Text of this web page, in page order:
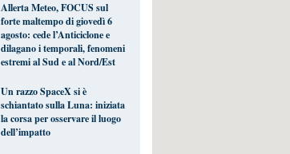
Allerta Meteo, FOCUS sul
forte maltempo di giovedì 6
agosto: cede l’Anticiclone e
dilagano i temporali, fenomeni
estremi al Sud e al Nord/Est
Un razzo SpaceX si è
schiantato sulla Luna: iniziata
la corsa per osservare il luogo
dell’impatto